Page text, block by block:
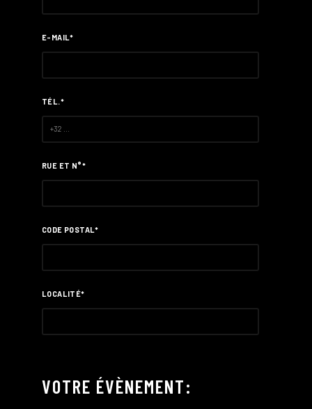
E-MAIL*
TÉL.*
RUE ET N°*
CODE POSTAL*
LOCALITÉ*
VOTRE ÉVÈNEMENT: